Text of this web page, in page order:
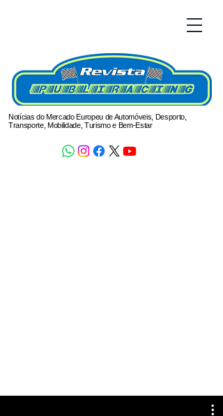
Notícias do Mercado Europeu de Automóveis, Desporto,
Transporte, Mobilidade, Turismo e Bem-Estar